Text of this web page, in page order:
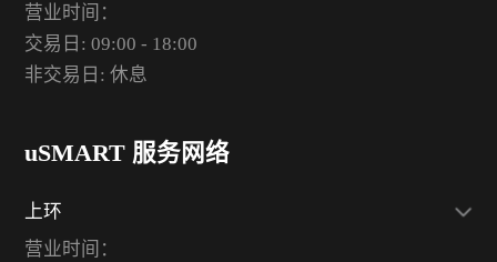
营业时间：
交易日: 09:00 - 18:00
非交易日: 休息
uSMART 服务网络
上环
营业时间：